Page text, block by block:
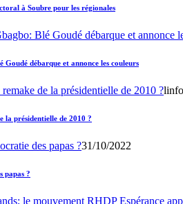
à Soubre pour les régionales
débarque et annonce les couleurs
la présidentielle de 2010 ?
31/10/2022
papas ?